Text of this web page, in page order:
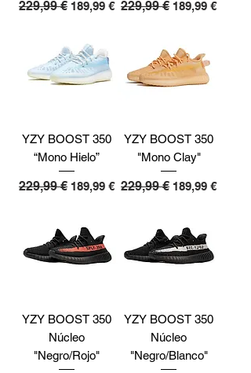
Precio
229,99 € Precio de oferta
189,99 € Precio
229,99 € Precio de
189,99 €
YZY BOOST 350
“Mono Hielo”
Precio
229,99 € Precio de oferta
189,99 €
YZY BOOST 350
"Mono Clay"
Precio
229,99 € Precio de
189,99 €
YZY BOOST 350
Núcleo
"Negro/Rojo"
YZY BOOST 350
Núcleo
"Negro/Blanco"